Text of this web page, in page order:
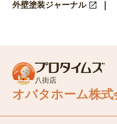
外壁塗装ジャーナル
八街店
オバタホーム株式